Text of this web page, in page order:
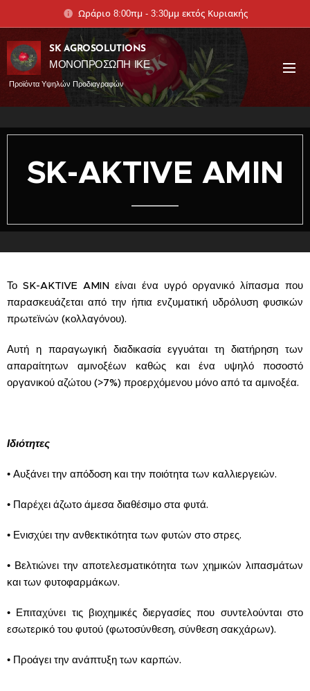
Ωράριο 8:00πμ - 3:30μμ εκτός Κυριακής
SK AGROSOLUTIONS
ΜΟΝΟΠΡΟΣΩΠΗ ΙΚΕ
Προϊόντα Υψηλών Προδιαγραφών
SK-AKTIVE AMIN
Το SK-AKTIVE AMIN είναι ένα υγρό οργανικό λίπασμα που
παρασκευάζεται από την ήπια ενζυματική υδρόλυση φυσικών
πρωτεϊνών (κολλαγόνου).
Αυτή η παραγωγική διαδικασία εγγυάται τη διατήρηση των
απαραίτητων αμινοξέων καθώς και ένα υψηλό ποσοστό
οργανικού αζώτου (>7%) προερχόμενου μόνο από τα αμινοξέα.
Ιδιότητες
• Αυξάνει την απόδοση και την ποιότητα των καλλιεργειών.
• Παρέχει άζωτο άμεσα διαθέσιμο στα φυτά.
• Ενισχύει την ανθεκτικότητα των φυτών στο στρες.
• Βελτιώνει την αποτελεσματικότητα των χημικών λιπασμάτων
και των φυτοφαρμάκων.
• Επιταχύνει τις βιοχημικές διεργασίες που συντελούνται στο
εσωτερικό του φυτού (φωτοσύνθεση, σύνθεση σακχάρων).
• Προάγει την ανάπτυξη των καρπών.